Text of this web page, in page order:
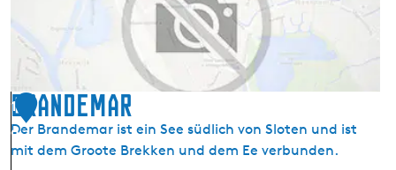
a
1
9
Brandemar
Der Brandemar ist ein See südlich von Sloten und ist
mit dem Groote Brekken und dem Ee verbunden.